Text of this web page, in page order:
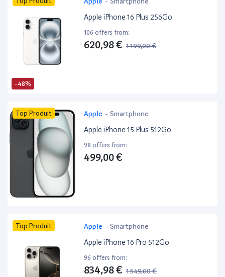
-48%
Apple iPhone 16 Plus 256Go
106 offers from:
620,98 € 1 199,00 €
Top Produit Apple - Smartphone
Apple iPhone 15 Plus 512Go
98 offers from:
499,00 €
Top Produit Apple - Smartphone
Apple iPhone 16 Pro 512Go
96 offers from:
834,98 € 1 549,00 €